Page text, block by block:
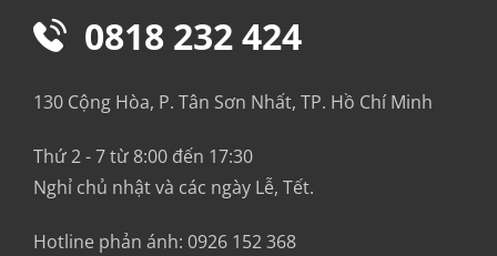
0818 232 424
130 Cộng Hòa, P. Tân Sơn Nhất, TP. Hồ Chí Minh
Thứ 2 - 7 từ 8:00 đến 17:30
Nghỉ chủ nhật và các ngày Lễ, Tết.
Hotline phản ánh: 0926 152 368